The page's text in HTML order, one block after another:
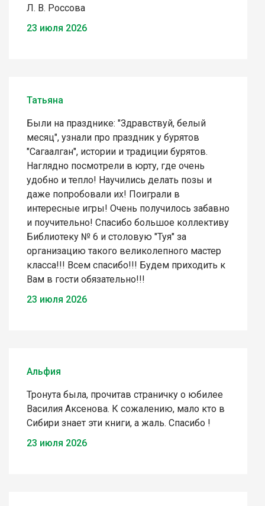
Л. В. Россова
23 июля 2026
Татьяна
Были на празднике: "Здравствуй, белый
месяц", узнали про праздник у бурятов
"Сагаалган", истории и традиции бурятов.
Наглядно посмотрели в юрту, где очень
удобно и тепло! Научились делать позы и
даже попробовали их! Поиграли в
интересные игры! Очень получилось забавно
и поучительно! Спасибо большое коллективу
Библиотеку № 6 и столовую "Туя" за
организацию такого великолепного мастер
класса!!! Всем спасибо!!! Будем приходить к
Вам в гости обязательно!!!
23 июля 2026
Альфия
Тронута была, прочитав страничку о юбилее
Василия Аксенова. К сожалению, мало кто в
Сибири знает эти книги, а жаль. Спасибо !
23 июля 2026